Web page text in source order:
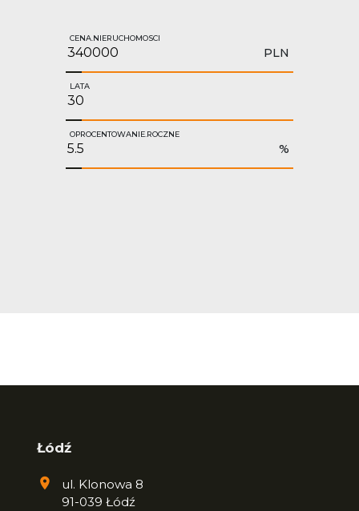
CENA.NIERUCHOMOSCI
PLN
LATA
OPROCENTOWANIE.ROCZNE
%
Łódź
ul. Klonowa 8
91-039 Łódź